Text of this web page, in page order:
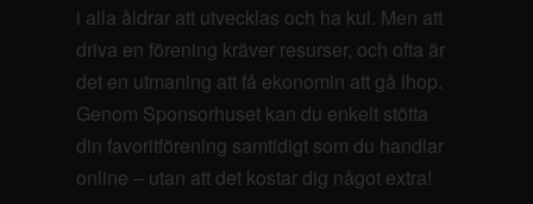
i alla åldrar att utvecklas och ha kul. Men att
driva en förening kräver resurser, och ofta är
det en utmaning att få ekonomin att gå ihop.
Genom Sponsorhuset kan du enkelt stötta
din favoritförening samtidigt som du handlar
online – utan att det kostar dig något extra!